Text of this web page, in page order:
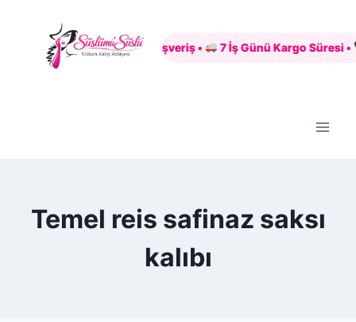
content
Güvenli Alışveriş • 7 İş Günü Kargo Süresi •
Temel reis safinaz saksı
kalıbı